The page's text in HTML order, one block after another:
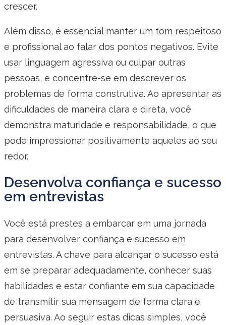
crescer.
Além disso, é essencial manter um tom respeitoso
e profissional ao falar dos pontos negativos. Evite
usar linguagem agressiva ou culpar outras
pessoas, e concentre-se em descrever os
problemas de forma construtiva. Ao apresentar as
dificuldades de maneira clara e direta, você
demonstra maturidade e responsabilidade, o que
pode impressionar positivamente aqueles ao seu
redor.
Desenvolva confiança e sucesso
em entrevistas
Você está prestes a embarcar em uma jornada
para desenvolver confiança e sucesso em
entrevistas. A chave para alcançar o sucesso está
em se preparar adequadamente, conhecer suas
habilidades e estar confiante em sua capacidade
de transmitir sua mensagem de forma clara e
persuasiva. Ao seguir estas dicas simples, você